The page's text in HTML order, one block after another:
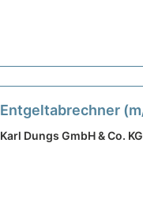
Entgeltabrechner
oder Teilzeit mit ca.
Karl Dungs GmbH & Co.